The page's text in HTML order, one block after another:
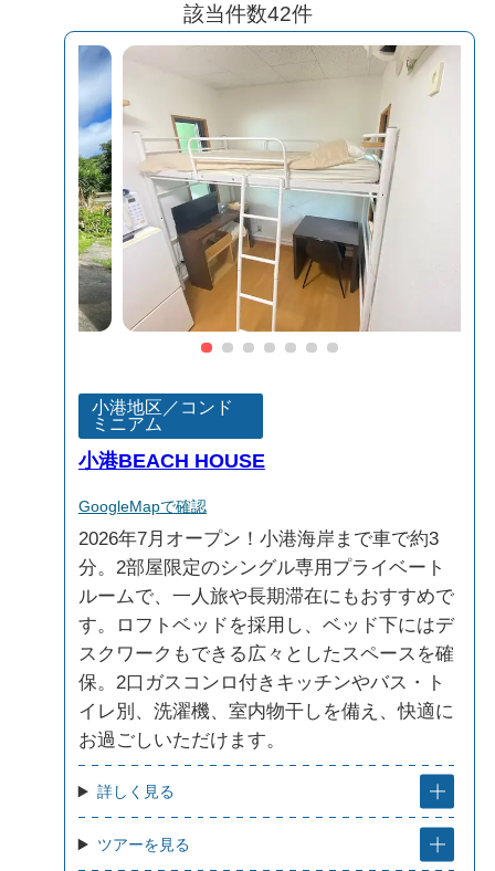
該当件数42件
小港地区／コンド
ミニアム
小港BEACH HOUSE
GoogleMapで確認
2026年7月オープン！小港海岸まで車で約3
分。2部屋限定のシングル専用プライベート
ルームで、一人旅や長期滞在にもおすすめで
す。ロフトベッドを採用し、ベッド下にはデ
スクワークもできる広々としたスペースを確
保。2口ガスコンロ付きキッチンやバス・ト
イレ別、洗濯機、室内物干しを備え、快適に
お過ごしいただけます。
詳しく見る
ツアーを見る